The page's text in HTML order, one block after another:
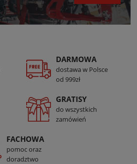
DARMOWA
dostawa w Polsce
od 999zł
GRATISY
do wszystkich
zamówień
FACHOWA
pomoc oraz
doradztwo